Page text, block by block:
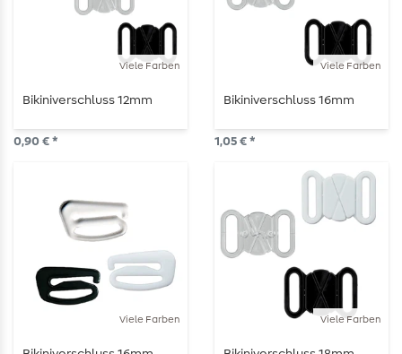
Viele Farben
Bikiniverschluss 12mm
0,90 € *
Viele Farben
Bikiniverschluss 16mm
1,05 € *
Viele Farben Viele Farben